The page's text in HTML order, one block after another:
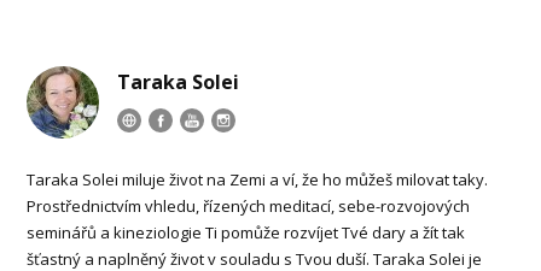
Taraka Solei
Taraka Solei miluje život na Zemi a ví, že ho můžeš milovat taky.
Prostřednictvím vhledu, řízených meditací, sebe-rozvojových
seminářů a kineziologie Ti pomůže rozvíjet Tvé dary a žít tak
šťastný a naplněný život v souladu s Tvou duší. Taraka Solei je